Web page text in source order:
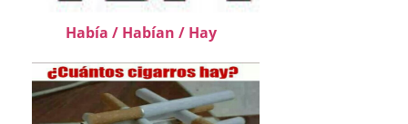
Había / Habían / Hay